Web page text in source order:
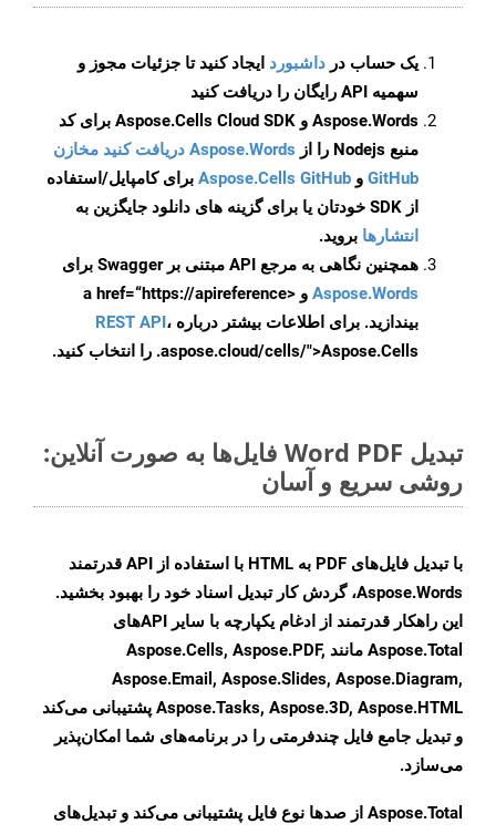
یک حساب در داشبورد ایجاد کنید تا جزئیات مجوز و
سهمیه API رایگان را دریافت کنید
Aspose.Words و Aspose.Cells Cloud SDK برای کد
منبع Nodejs را از
Aspose.Words دریافت کنید مخازن
GitHub و Aspose.Cells GitHub برای کامپایل/استفاده
از SDK خودتان یا برای گزینه های دانلود جایگزین به
انتشارها بروید.
همچنین نگاهی به مرجع API مبتنی بر Swagger برای
Aspose.Words
و <a href=“https://apireference
بیندازید. برای اطلاعات بیشتر درباره REST API،
.aspose.cloud/cells/">Aspose.Cells را انتخاب کنید.
تبدیل Word PDF فایل‌ها به صورت آنلاین:
روشی سریع و آسان
با تبدیل فایل‌های PDF به HTML با استفاده از API قدرتمند
Aspose.Words، گردش کار تبدیل اسناد خود را بهبود بخشید.
این راهکار قدرتمند از ادغام یکپارچه با سایر APIهای
Aspose.Total مانند Aspose.Cells, Aspose.PDF,
Aspose.Email, Aspose.Slides, Aspose.Diagram,
Aspose.Tasks, Aspose.3D, Aspose.HTML پشتیبانی می‌کند
و تبدیل جامع فایل چندفرمتی را در برنامه‌های شما امکان‌پذیر
می‌سازد.
Aspose.Total از صدها نوع فایل پشتیبانی می‌کند و تبدیل‌های